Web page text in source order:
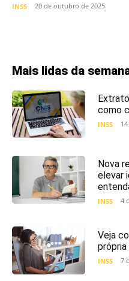
INSS 20 de outubro de 2025
Mais lidas da
como
INSS
Nova
elevar
INSS 4
Veja
INSS 7